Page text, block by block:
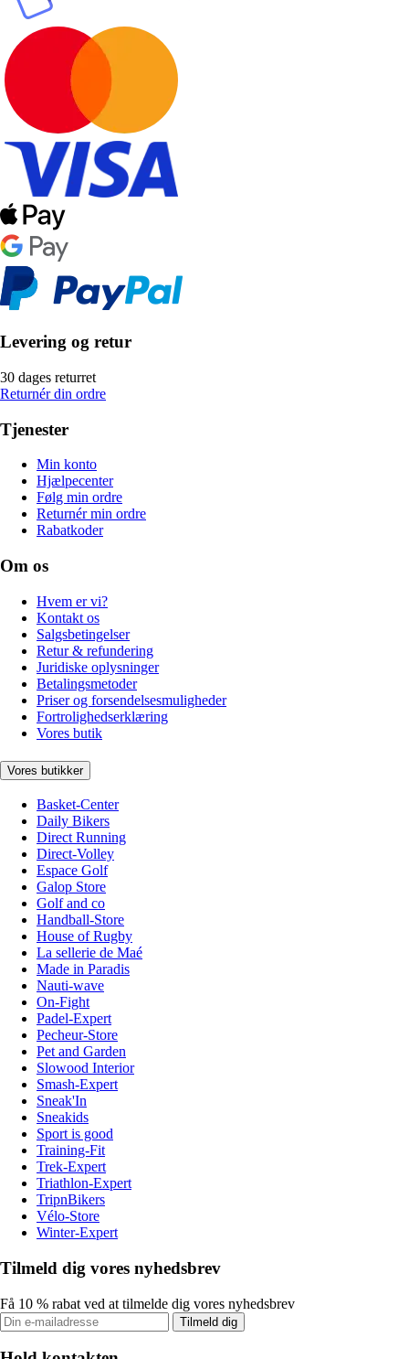
Levering og retur
30 dages returret
Returnér din ordre
Tjenester
Min konto
Hjælpecenter
Følg min ordre
Returnér min ordre
Rabatkoder
Om os
Hvem er vi?
Kontakt os
Salgsbetingelser
Retur & refundering
Juridiske oplysninger
Betalingsmetoder
Priser og forsendelsesmuligheder
Fortrolighedserklæring
Vores butik
Vores butikker
Basket-Center
Daily Bikers
Direct Running
Direct-Volley
Espace Golf
Galop Store
Golf and co
Handball-Store
House of Rugby
La sellerie de Maé
Made in Paradis
Nauti-wave
On-Fight
Padel-Expert
Pecheur-Store
Pet and Garden
Slowood Interior
Smash-Expert
Sneak'In
Sneakids
Sport is good
Training-Fit
Trek-Expert
Triathlon-Expert
TripnBikers
Vélo-Store
Winter-Expert
Tilmeld dig vores nyhedsbrev
Få 10 % rabat ved at tilmelde dig vores nyhedsbrev
Tilmeld dig